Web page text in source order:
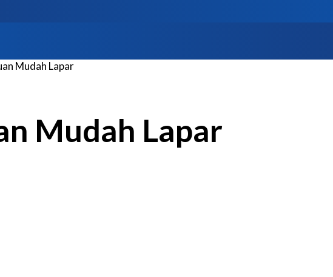
Mudah Lapar
Mudah Lapar